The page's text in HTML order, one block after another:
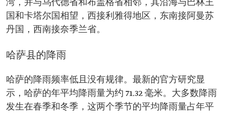
湾，并与乌代德省和布盖格省相邻，其沿海与巴林王
国和卡塔尔国相望，西接利雅得地区，东南接阿曼苏
丹国，西南接奈季兰省。
哈萨县的降雨
哈萨的降雨频率低且没有规律。最新的官方研究显
示，哈萨的年平均降雨量为约 71.32 毫米。大多数降雨
发生在春季和冬季，这两个季节的平均降雨量占年平